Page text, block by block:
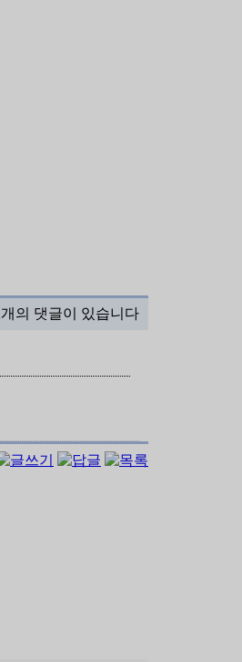
개의 댓글이 있습니다